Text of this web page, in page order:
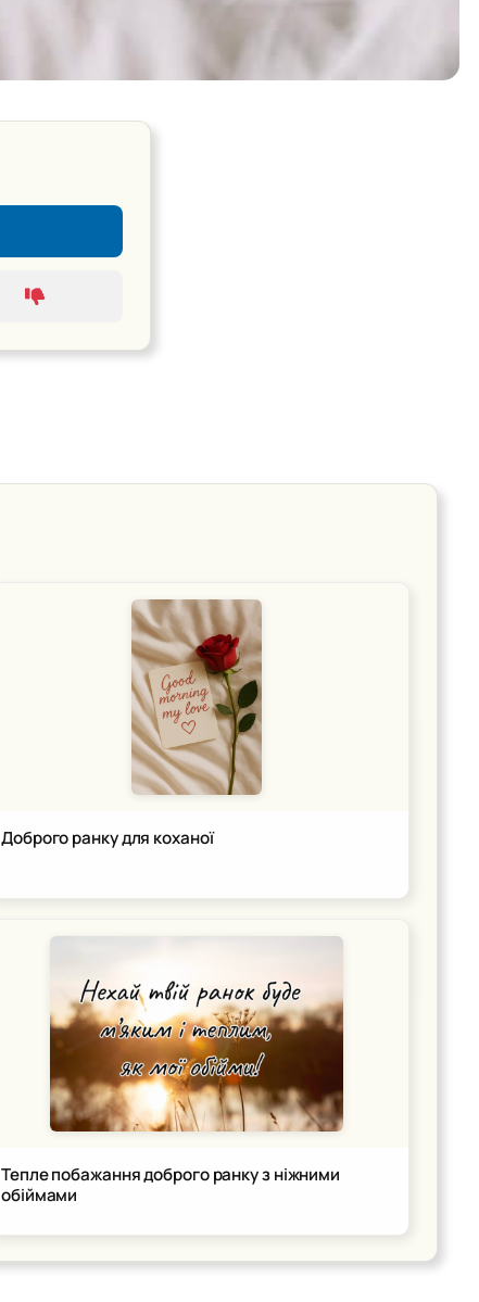
Доброго ранку для коханої
Тепле побажання доброго ранку з ніжними
обіймами